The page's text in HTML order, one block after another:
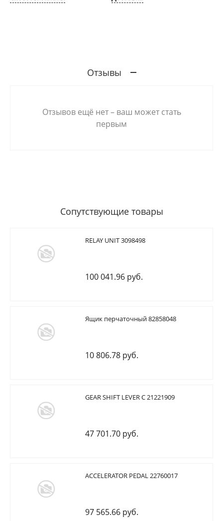
Отзывы
Отзывов ещё нет – ваш может стать
первым
Сопутствующие товары
RELAY UNIT 3098498
100 041.96 руб.
Ящик перчаточный 82858048
10 806.78 руб.
GEAR SHIFT LEVER C 21221909
47 701.70 руб.
ACCELERATOR PEDAL 22760017
97 565.66 руб.